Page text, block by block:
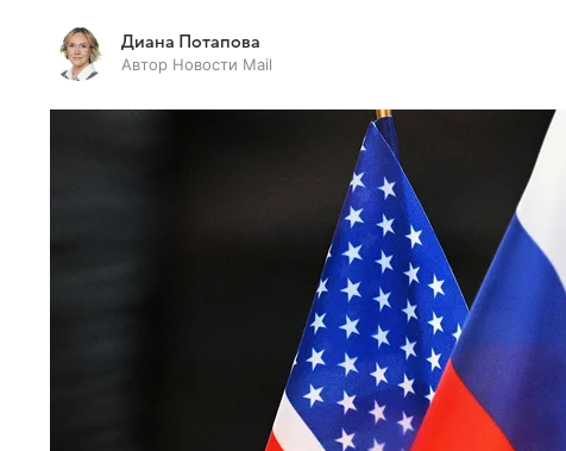
Диана Потапова
Автор Новости Mail